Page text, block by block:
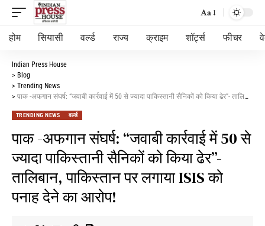
Aa
होम सियासी वर्ल्ड राज्य क्राइम शॉर्ट्स फीचर
Indian Press House
> Blog
> Trending News
> पाक -अफगान संघर्ष: “जवाबी कार्रवाई में 50 से ज्यादा पाकिस्तानी सैनिकों को किया ढेर”- तालिबान, पाकिस्तान पर लगाया ISIS को पनाह देने का आरोप!
TRENDING NEWS वर्ल्ड
पाक -अफगान संघर्ष: “जवाबी कार्रवाई में 50 से
ज्यादा पाकिस्तानी सैनिकों को किया ढेर”-
तालिबान, पाकिस्तान पर लगाया ISIS को
पनाह देने का आरोप!